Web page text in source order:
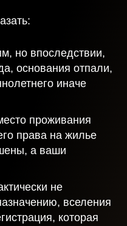
но впоследствии,
основания отпали,
иначе
проживания
права на жилье
а ваши
не
вселения
которая